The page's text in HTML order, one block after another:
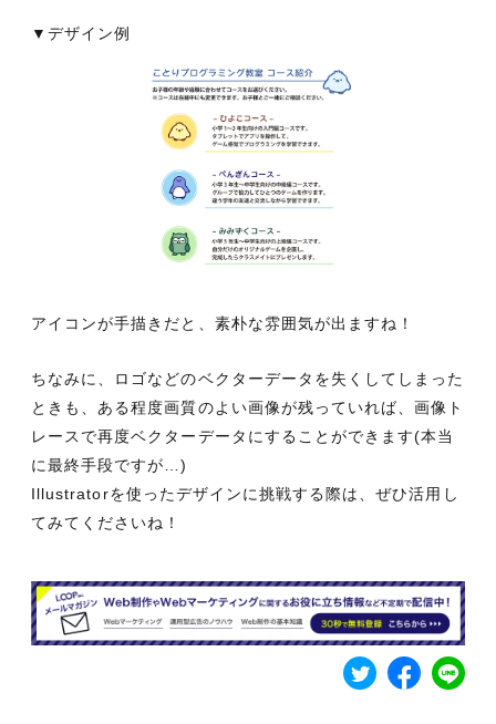
▼デザイン例
アイコンが手描きだと、素朴な雰囲気が出ますね！
ちなみに、ロゴなどのベクターデータを失くしてしまった
ときも、ある程度画質のよい画像が残っていれば、画像ト
レースで再度ベクターデータにすることができます(本当
に最終手段ですが…)
Illustratorを使ったデザインに挑戦する際は、ぜひ活用し
てみてくださいね！